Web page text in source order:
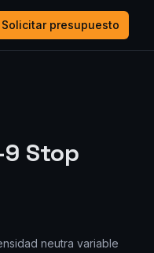
Solicitar presupuesto
Stop
neutra variable